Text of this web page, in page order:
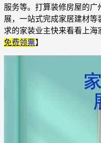
服务等。打算装修房屋的广
展，一站式完成家居建材
求的家装业主快来看看上海
免费领票】